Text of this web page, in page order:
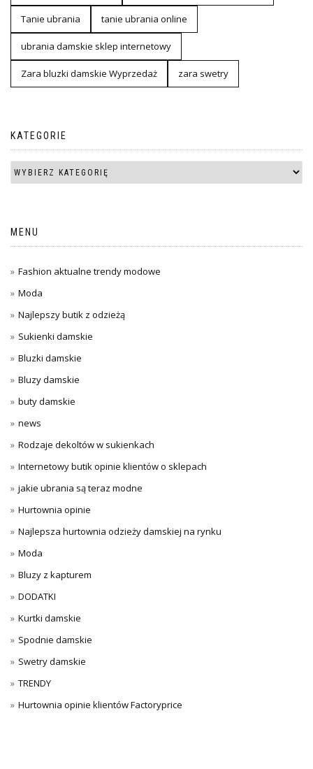
Tanie ubrania tanie ubrania online
ubrania damskie sklep internetowy
Zara bluzki damskie Wyprzedaż zara swetry
KATEGORIE
MENU
Fashion aktualne trendy modowe
Moda
Najlepszy butik z odzieżą
Sukienki damskie
Bluzki damskie
Bluzy damskie
buty damskie
news
Rodzaje dekoltów w sukienkach
Internetowy butik opinie klientów o sklepach
jakie ubrania są teraz modne
Hurtownia opinie
Najlepsza hurtownia odzieży damskiej na rynku
Moda
Bluzy z kapturem
DODATKI
Kurtki damskie
Spodnie damskie
Swetry damskie
TRENDY
Hurtownia opinie klientów Factoryprice